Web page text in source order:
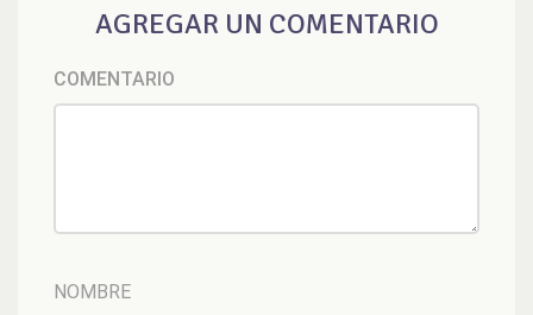
AGREGAR UN COMENTARIO
COMENTARIO
NOMBRE